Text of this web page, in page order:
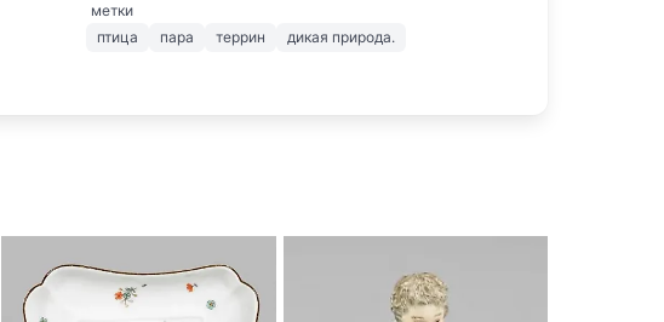
метки
птица
пара террин дикая природа.